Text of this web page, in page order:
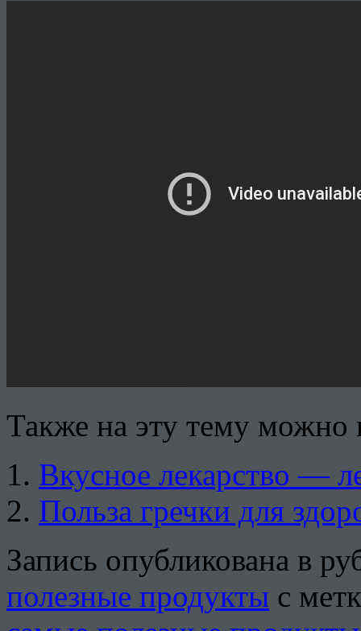
Также на эту тему можно
Вкусное лекарство —
Польза гречки для
Запись опубликована в
полезные продукты с